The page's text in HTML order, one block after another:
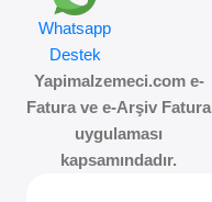
Whatsapp
Destek
Yapimalzemeci.com e-
Fatura ve e-Arşiv Fatura
uygulaması
kapsamındadır.